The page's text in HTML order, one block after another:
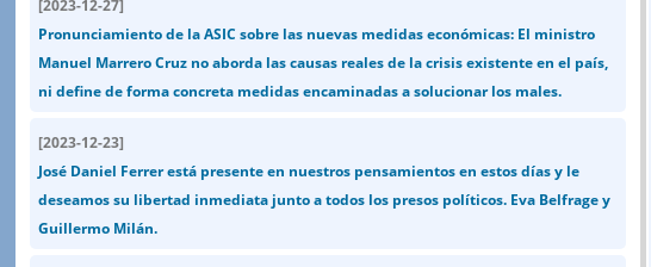
[2023-12-27]
Pronunciamiento de la ASIC sobre las nuevas medidas económicas: El ministro
Manuel Marrero Cruz no aborda las causas reales de la crisis existente en el país,
ni define de forma concreta medidas encaminadas a solucionar los males.
[2023-12-23]
José Daniel Ferrer está presente en nuestros pensamientos en estos días y le
deseamos su libertad inmediata junto a todos los presos políticos. Eva Belfrage y
Guillermo Milán.